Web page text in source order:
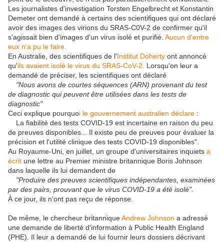
Les journalistes d'investigation Torsten Engelbrecht et Konstantin
Demeter ont demandé à certains des scientifiques qui ont déclaré
avoir des images des virions du SRAS-C0V-2 de confirmer qu'il
s'agissait bien d'images d'un virus isolé et purifié. Aucun d'entre
eux n'a pu le faire.
En Australie, des scientifiques de l'Institut Doherty ont annoncé
qu'ils avaient isolé le virus du SRAS-CoV-2.
Lorsqu'on leur a
demandé de préciser, les scientifiques ont déclaré
"Nous avons de courtes séquences (ARN) provenant du test
de diagnostic qui peuvent être utilisées dans les tests de
diagnostic"
Ceci explique pourquoi le gouvernement australien déclare :
La fiabilité des tests COVID-19 est incertaine en raison du peu
de preuves disponibles... Il existe peu de preuves pour évaluer la
précision et l'utilité clinique des tests COVID-19 disponibles".
Au Royaume-Uni, en juillet, un groupe d'universitaires inquiets a
écrit une lettre au Premier ministre britannique Boris Johnson
dans laquelle ils lui demandent de
"Produire des preuves scientifiques indépendantes, examinées
par des pairs, prouvant que le virus COVID-19 a été isolé".
À ce jour, ils n'ont pas reçu de réponse.
De même, le chercheur britanniqueAndrew Johnson a adressé
une demande de liberté d'information à Public Health England
(PHE). Il leur a demandé de lui fournir leurs dossiers décrivant